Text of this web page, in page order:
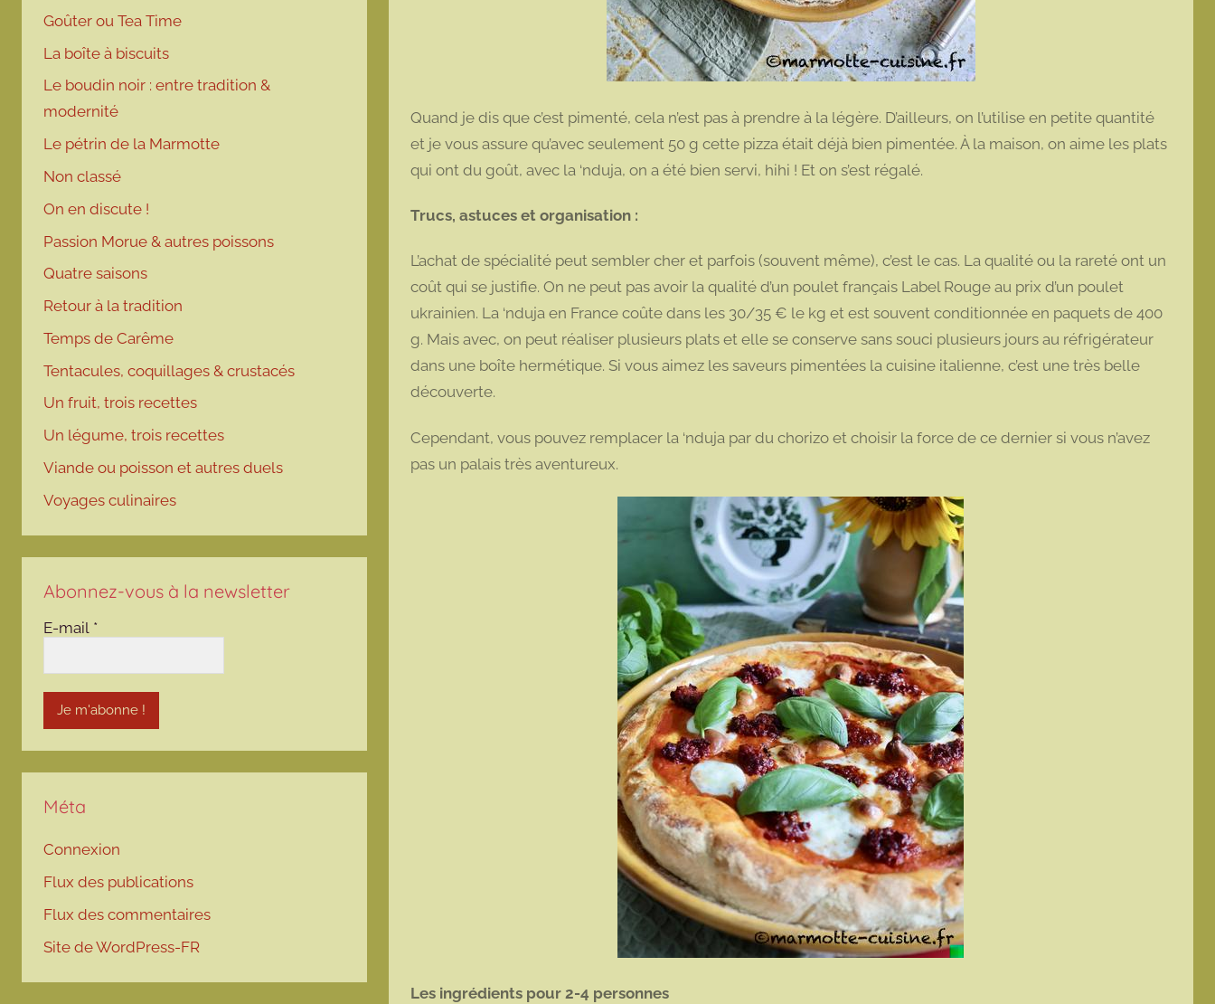
Quand je dis que c’est pimenté, cela n’est pas à prendre à la légère. D’ailleurs, on l’utilise en petite quantité
et je vous assure qu’avec seulement 50 g cette pizza était déjà bien pimentée. À la maison, on aime les plats
qui ont du goût, avec la ‘nduja, on a été bien servi, hihi ! Et on s’est régalé.
Trucs, astuces et organisation :
L’achat de spécialité peut sembler cher et parfois (souvent même), c’est le cas. La qualité ou la rareté ont un
coût qui se justifie. On ne peut pas avoir la qualité d’un poulet français Label Rouge au prix d’un poulet
ukrainien. La ‘nduja en France coûte dans les 30/35 € le kg et est souvent conditionnée en paquets de 400
g. Mais avec, on peut réaliser plusieurs plats et elle se conserve sans souci plusieurs jours au réfrigérateur
dans une boîte hermétique. Si vous aimez les saveurs pimentées la cuisine italienne, c’est une très belle
découverte.
Cependant, vous pouvez remplacer la ‘nduja par du chorizo et choisir la force de ce dernier si vous n’avez
pas un palais très aventureux.
Les ingrédients pour 2-4 personnes
Goûter ou Tea Time
La boîte à biscuits
Le boudin noir : entre tradition &
modernité
Le pétrin de la Marmotte
Non classé
On en discute !
Passion Morue & autres poissons
Quatre saisons
Retour à la tradition
Temps de Carême
Tentacules, coquillages & crustacés
Un fruit, trois recettes
Un légume, trois recettes
Viande ou poisson et autres duels
Voyages culinaires
Abonnez-vous à la newsletter
E-mail *
Méta
Connexion
Flux des publications
Flux des commentaires
Site de WordPress-FR